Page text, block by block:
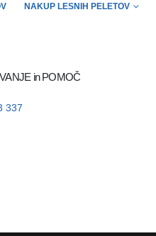
NAKUP LESNIH PELETOV
in POMOČ
337